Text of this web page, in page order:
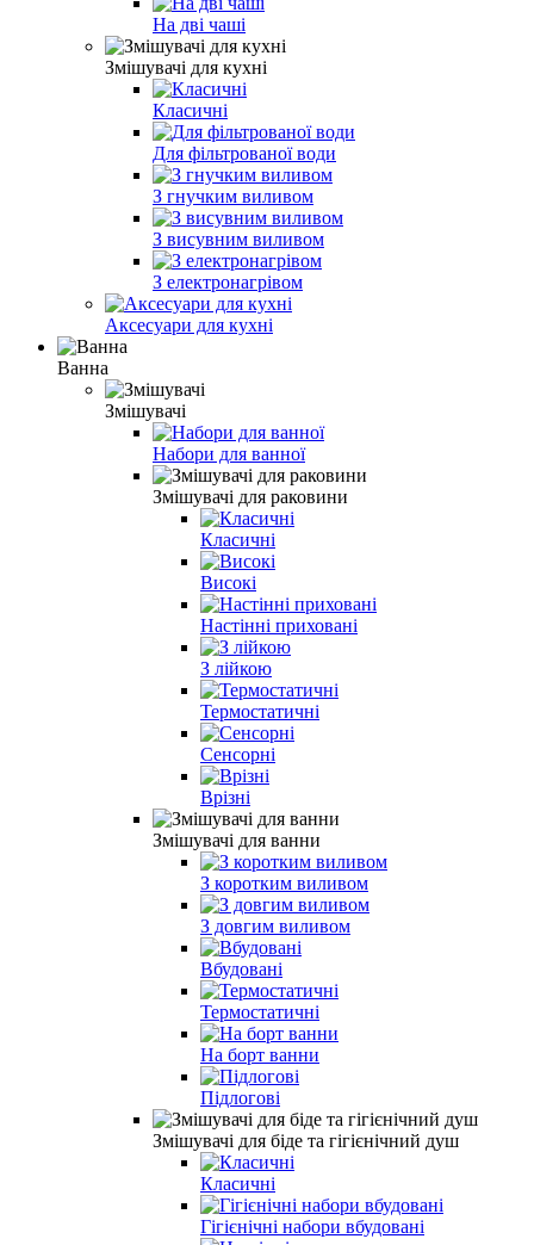
На дві чаші
Змішувачі для кухні
Класичні
Для фільтрованої води
З гнучким виливом
З висувним виливом
З електронагрівом
Аксесуари для кухні
Ванна
Змішувачі
Набори для ванної
Змішувачі для раковини
Класичні
Високі
Настінні приховані
З лійкою
Термостатичні
Сенсорні
Врізні
Змішувачі для ванни
З коротким виливом
З довгим виливом
Вбудовані
Термостатичні
На борт ванни
Підлогові
Змішувачі для біде та гігієнічний душ
Класичні
Гігієнічні набори вбудовані